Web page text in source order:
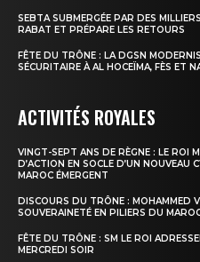
SEBTA SUBMERGÉE PAR DES
RABAT ET PRÉPARE LES RETOURS
FÊTE DU TRÔNE : LA DGSN
SÉCURITAIRE À AL HOCEÏMA, FÈS ET
ACTIVITÉS ROYALES
VINGT-SEPT ANS DE RÈGNE : LE ROI
D’ACTION EN SOCLE D’UN NOUVEAU
MAROC ÉMERGENT
DISCOURS DU TRÔNE : MOHAMMED
SOUVERAINETÉ EN PILIERS DU
FÊTE DU TRÔNE : SM LE ROI
MERCREDI SOIR